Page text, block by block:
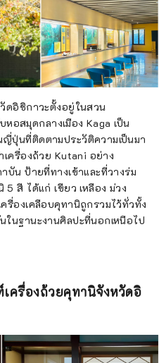
ดอิชิกาวะตั้งอยู่ในสวน
อสมุดกลางเมือง Kaga เป็น
ปุ่นที่ติดตามประวัติความเป็นมา
เครื่องถ้วย Kutani อย่าง
บัน ป้ายที่ทางเข้าและที่วางร่ม
สี ได้แก่ เขียว เหลือง ม่วง
รื่องเคลือบคุทานิถูกรวมไว้ทั่วทั้ง
นฐานะงานศิลปะที่นอกเหนือไป
ครื่องถ้วยคุทานิจังหวัดอิ